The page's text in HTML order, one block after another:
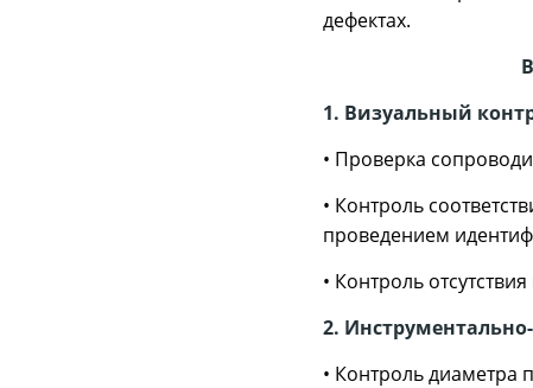
дефектах.
1. Визуальный
• Проверка
• Контроль
проведением
• Контроль
2.
• Контроль диаметра